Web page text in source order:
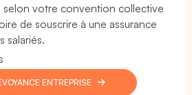
selon votre convention collective
de souscrire à une assurance
salariés.
ENTREPRISE